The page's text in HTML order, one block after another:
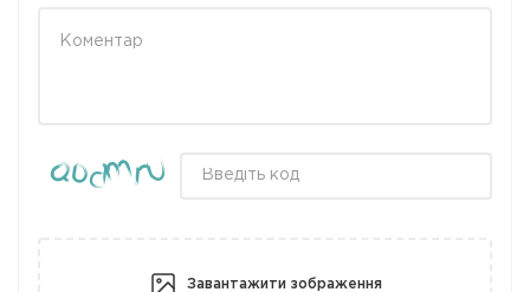
Завантажити зображення